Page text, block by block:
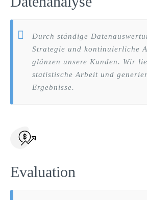
Durch ständige
Strategie und kontinuierliche
glänzen unsere Kunden. Wir
statistische Arbeit und
Ergebnisse.
Evaluation